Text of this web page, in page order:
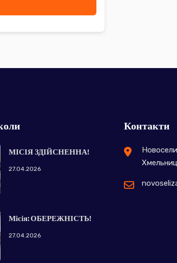
МІСІЯ ЗДІЙСНЕННА!
27.04.2026
Місія: ОБЕРЕЖНІСТЬ!
27.04.2026
Контакти